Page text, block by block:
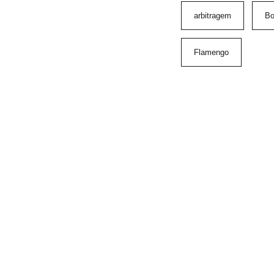
arbitragem
Flamengo